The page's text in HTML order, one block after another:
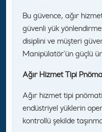
Bu güvence, ağır
güvenli yük
disiplini ve müşteri
Manipülatör’ün güçlü
Ağır Hizmet Tipi
Ağır hizmet tipi
endüstriyel yüklerin
kontrollü şekilde